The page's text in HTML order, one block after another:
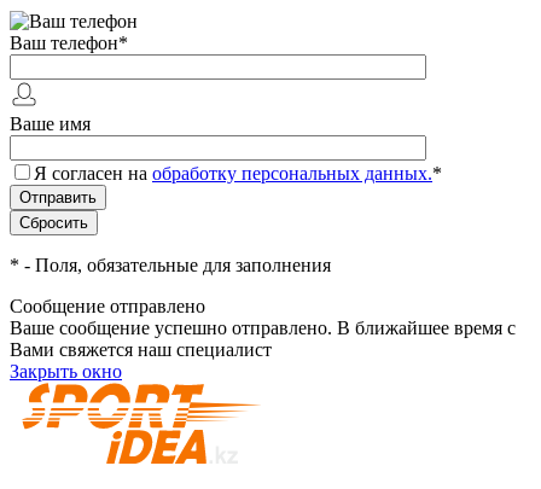
Ваш телефон*
Ваше имя
Я согласен на обработку персональных данных.*
* - Поля, обязательные для заполнения
Сообщение отправлено
Ваше сообщение успешно отправлено. В ближайшее время с
Вами свяжется наш специалист
Закрыть окно